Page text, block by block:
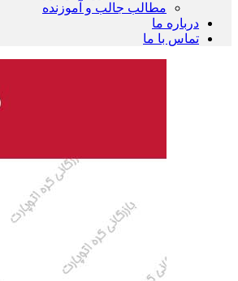
مطالب جالب و آموزنده
درباره ما
تماس با ما